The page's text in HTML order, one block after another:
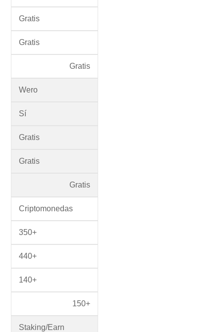
Gratis
Gratis
Gratis
Wero
Sí
Gratis
Gratis
Gratis
Criptomonedas
350+
440+
140+
150+
Staking/Earn